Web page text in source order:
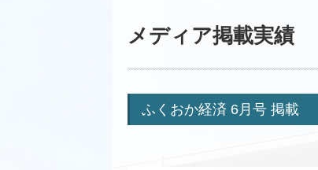
メディア掲載実績
ふくおか経済 6月号 掲載